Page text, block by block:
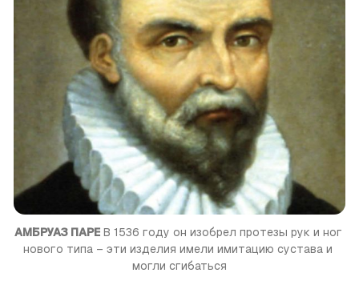
АМБРУАЗ ПАРЕ В 1536 году он изобрел протезы рук и ног
нового типа – эти изделия имели имитацию сустава и
могли сгибаться